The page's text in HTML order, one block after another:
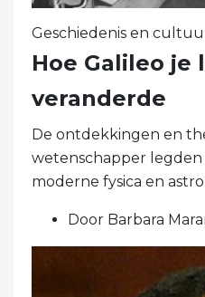
Geschiedenis en
Hoe Galileo je
veranderde
De ontdekkingen en
wetenschapper legden
moderne fysica en
Door Barbara